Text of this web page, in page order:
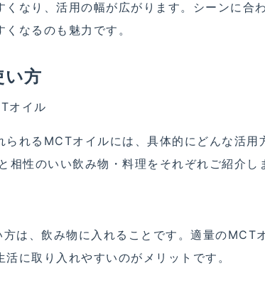
くなり、活用の幅が広がります。シーンに合
なるのも魅力です。
方
られるMCTオイルには、具体的にどんな活用
相性のいい飲み物・料理をそれぞれご紹介し
は、飲み物に入れることです。適量のMCT
に取り入れやすいのがメリットです。